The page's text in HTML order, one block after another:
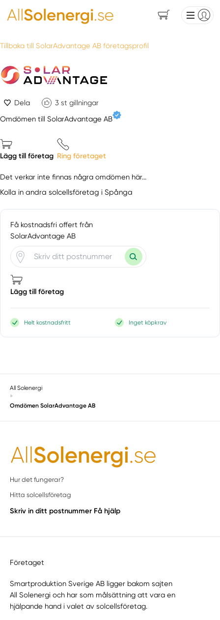
Tillbaka till SolarAdvantage AB företagsprofil
Dela 3 st gillningar
Omdömen till SolarAdvantage AB
Lägg till företag Ring företaget
Det verkar inte finnas några omdömen här...
Kolla in andra solcellsföretag i Spånga
Få kostnadsfri offert från
SolarAdvantage AB
Lägg till företag
Helt kostnadsfritt Inget köpkrav
All Solenergi
»
Omdömen SolarAdvantage AB
Hur det fungerar?
Hitta solcellsföretag
Skriv in ditt postnummer Få hjälp
Företaget
Smartproduktion Sverige AB ligger bakom sajten
All Solenergi och har som målsättning att vara en
hjälpande hand i valet av solcellsföretag.